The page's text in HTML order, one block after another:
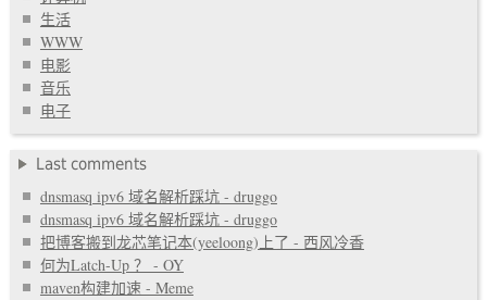
生活
WWW
电影
音乐
电子
Last comments
dnsmasq ipv6 域名解析踩坑 - druggo
dnsmasq ipv6 域名解析踩坑 - druggo
把博客搬到龙芯笔记本(yeeloong)上了 - 西风冷香
何为Latch-Up ？ - OY
maven构建加速 - Meme